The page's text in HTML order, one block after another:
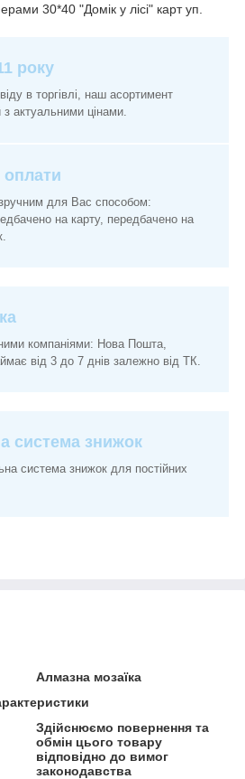
30*40 "Домік у лісі" карт уп.
року
в торгівлі, наш асортимент
актуальними цінами.
оплати
для Вас способом:
на карту, передбачено на
компаніями: Нова Пошта,
від 3 до 7 днів залежно від ТК.
система знижок
система знижок для постійних
Алмазна мозаїка
Здійснюємо повернення та
обмін цього товару
відповідно до вимог
законодавства